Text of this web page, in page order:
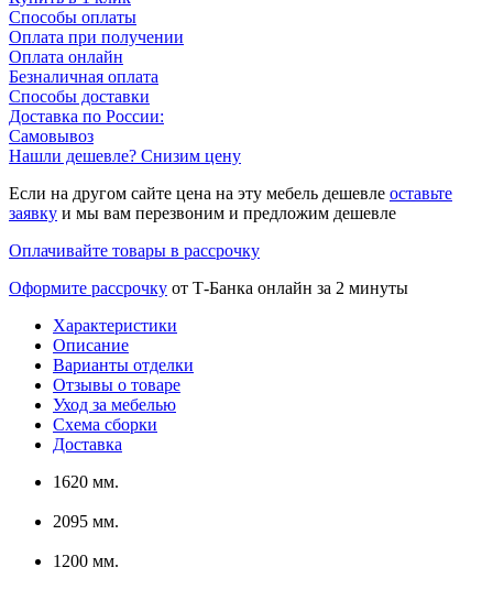
Способы оплаты
Оплата при получении
Оплата онлайн
Безналичная оплата
Способы доставки
Доставка по России:
Самовывоз
Нашли дешевле? Снизим цену
Если на другом сайте цена на эту мебель дешевле оставьте
заявку и мы вам перезвоним и предложим дешевле
Оплачивайте товары в рассрочку
Оформите рассрочку от Т-Банка онлайн за 2 минуты
Характеристики
Описание
Варианты отделки
Отзывы о товаре
Уход за мебелью
Схема сборки
Доставка
1620 мм.
2095 мм.
1200 мм.